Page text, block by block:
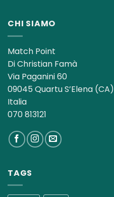
CHI SIAMO
Match Point
Di Christian Famà
Via Paganini 60
09045 Quartu S’Elena (CA)
Italia
070 813121
TAGS